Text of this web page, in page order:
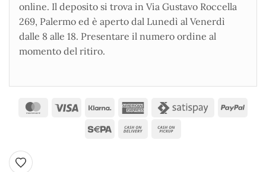
online. Il deposito si trova in Via Gustavo Roccella
269, Palermo ed è aperto dal Lunedì al Venerdì
dalle 8 alle 18. Presentare il numero ordine al
momento del ritiro.
Aggiungi ai preferiti